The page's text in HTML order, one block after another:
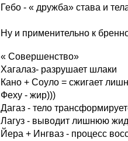
Гебо - « дружба» става и
Ну и применительно к
« Совершенство»
Хагалаз- разрушает шлаки
Кано + Соуло = сжигает
Феху - жир)))
Дагаз - тело
Лагуз - выводит лишнюю
Йера + Ингваз - процесс